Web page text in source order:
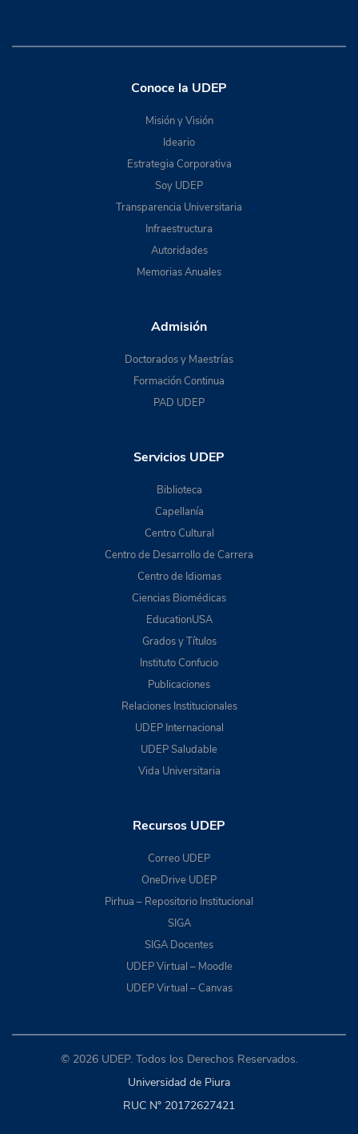
Conoce la UDEP
Misión y Visión
Ideario
Estrategia Corporativa
Soy UDEP
Transparencia Universitaria
Infraestructura
Autoridades
Memorias Anuales
Admisión
Doctorados y Maestrías
Formación Continua
PAD UDEP
Servicios UDEP
Biblioteca
Capellanía
Centro Cultural
Centro de Desarrollo de Carrera
Centro de Idiomas
Ciencias Biomédicas
EducationUSA
Grados y Títulos
Instituto Confucio
Publicaciones
Relaciones Institucionales
UDEP Internacional
UDEP Saludable
Vida Universitaria
Recursos UDEP
Correo UDEP
OneDrive UDEP
Pirhua – Repositorio Institucional
SIGA
SIGA Docentes
UDEP Virtual – Moodle
UDEP Virtual – Canvas
© 2026 UDEP. Todos los Derechos Reservados.
Universidad de Piura
RUC N° 20172627421